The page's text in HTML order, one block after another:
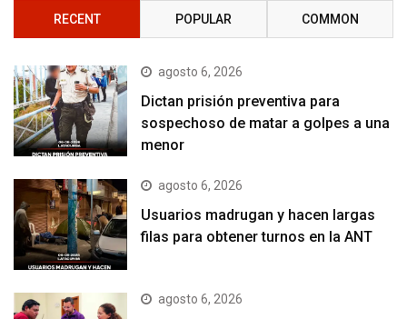
RECENT POPULAR COMMON
agosto 6, 2026
Dictan prisión preventiva para
sospechoso de matar a golpes a una
menor
agosto 6, 2026
Usuarios madrugan y hacen largas
filas para obtener turnos en la ANT
agosto 6, 2026